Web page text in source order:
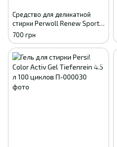
Средство для деликатной
стирки Perwoll Renew Sport
& Refresh Уход и
освежающий эффект, 54
стирки, 2.97 л
700 грн